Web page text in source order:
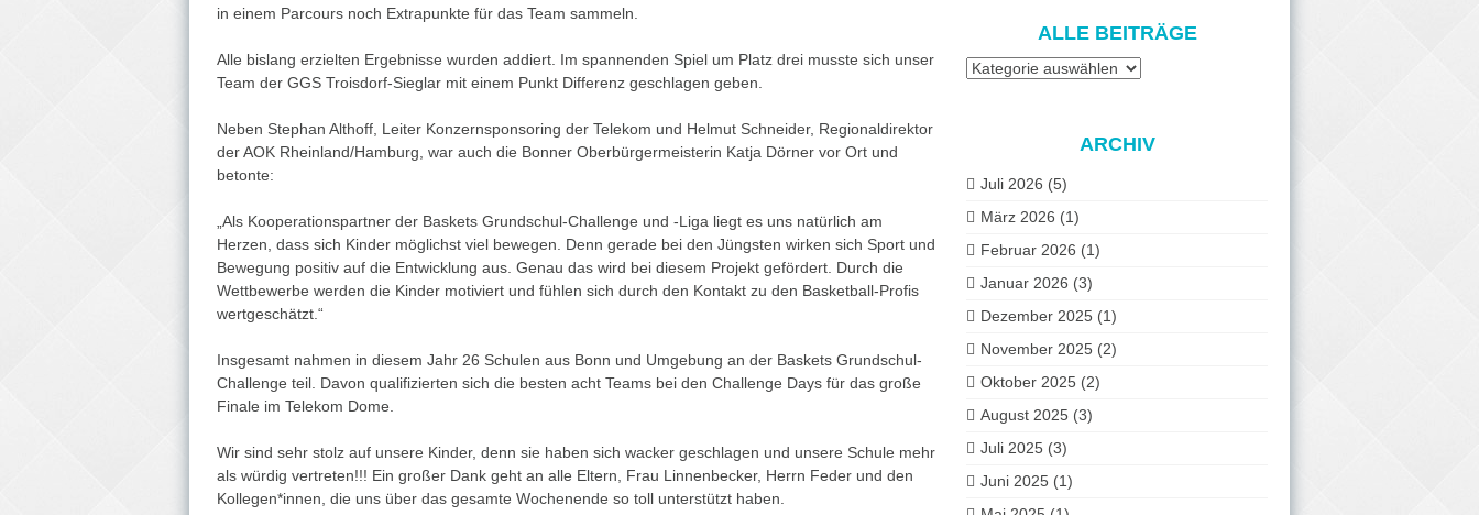
in einem Parcours noch Extrapunkte für das Team sammeln.
Alle bislang erzielten Ergebnisse wurden addiert. Im spannenden Spiel um Platz drei musste sich unser
Team der GGS Troisdorf-Sieglar mit einem Punkt Differenz geschlagen geben.
Neben Stephan Althoff, Leiter Konzernsponsoring der Telekom und Helmut Schneider, Regionaldirektor
der AOK Rheinland/Hamburg, war auch die Bonner Oberbürgermeisterin Katja Dörner vor Ort und
betonte:
„Als Kooperationspartner der Baskets Grundschul-Challenge und -Liga liegt es uns natürlich am
Herzen, dass sich Kinder möglichst viel bewegen. Denn gerade bei den Jüngsten wirken sich Sport und
Bewegung positiv auf die Entwicklung aus. Genau das wird bei diesem Projekt gefördert. Durch die
Wettbewerbe werden die Kinder motiviert und fühlen sich durch den Kontakt zu den Basketball-Profis
wertgeschätzt.“
Insgesamt nahmen in diesem Jahr 26 Schulen aus Bonn und Umgebung an der Baskets Grundschul-
Challenge teil. Davon qualifizierten sich die besten acht Teams bei den Challenge Days für das große
Finale im Telekom Dome.
Wir sind sehr stolz auf unsere Kinder, denn sie haben sich wacker geschlagen und unsere Schule mehr
als würdig vertreten!!! Ein großer Dank geht an alle Eltern, Frau Linnenbecker, Herrn Feder und den
Kollegen*innen, die uns über das gesamte Wochenende so toll unterstützt haben.
ALLE BEITRÄGE
Alle
ARCHIV
Juli 2026 (5)
März 2026 (1)
Februar 2026 (1)
Januar 2026 (3)
Dezember 2025 (1)
November 2025 (2)
Oktober 2025 (2)
August 2025 (3)
Juli 2025 (3)
Juni 2025 (1)